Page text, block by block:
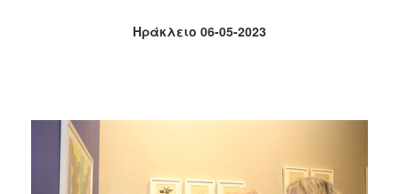
2010
2006
Ηράκλειο 06-05-2023